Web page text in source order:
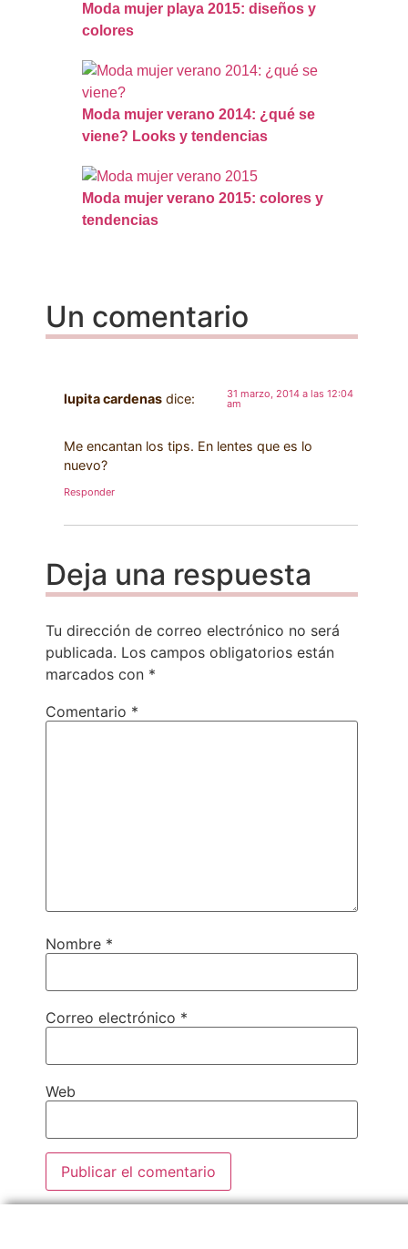
Moda mujer playa 2015: diseños y
colores
Moda mujer verano 2014: ¿qué se
viene? Looks y tendencias
Moda mujer verano 2015: colores y
tendencias
Un comentario
lupita cardenas dice: 31 marzo, 2014 a las 12:04
am
Me encantan los tips. En lentes que es lo
nuevo?
Responder
Deja una respuesta
Tu dirección de correo electrónico no será
publicada. Los campos obligatorios están
marcados con *
Comentario *
Nombre *
Correo electrónico *
Web